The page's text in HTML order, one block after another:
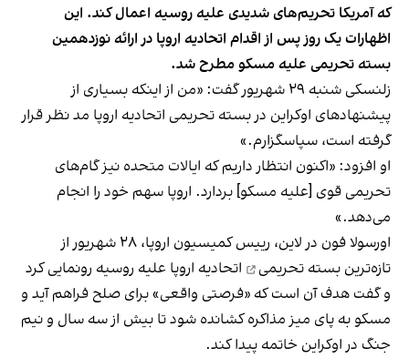
که آمریکا تحریم‌های شدیدی علیه روسیه اعمال کند. این
اظهارات یک روز پس از اقدام اتحادیه اروپا در ارائه نوزدهمین
بسته تحریمی علیه مسکو مطرح شد.
زلنسکی شنبه ۲۹ شهریور گفت: «من از اینکه بسیاری از
پیشنهادهای اوکراین در بسته‌ تحریمی اتحادیه اروپا مد نظر قرار
گرفته است، سپاسگزارم.»
او افزود: «اکنون انتظار داریم که ایالات متحده نیز گام‌های
تحریمی قوی [علیه مسکو] بردارد. اروپا سهم خود را انجام
می‌دهد.»
اورسولا فون‌ در لاین، رییس کمیسیون اروپا، ۲۸ شهریور از
تازه‌ترین بسته تحریمی
اتحادیه اروپا علیه روسیه رونمایی کرد
و گفت هدف آن است که «فرصتی واقعی» برای صلح فراهم آید و
مسکو به پای میز مذاکره کشانده شود تا بیش از سه سال و نیم
جنگ در اوکراین خاتمه پیدا کند.